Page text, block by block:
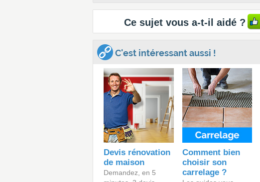
Ce sujet vous a-t-il aidé ?
C'est intéressant aussi !
Devis rénovation
de maison
Demandez, en 5
Comment bien
choisir son
carrelage ?